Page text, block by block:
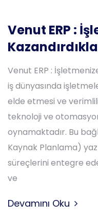
Venut ERP :
Venut ERP :
iş dünyasında
elde etmesi ve
teknoloji ve
oynamaktadır. Bu
Kaynak Planlama)
süreçlerini entegre
ve
Devamını Oku